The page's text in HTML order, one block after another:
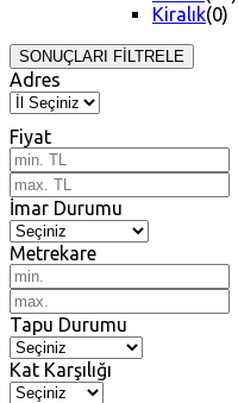
Kiralık(0)
SONUÇLARI FİLTRELE
Adres
Fiyat
İmar Durumu
Metrekare
Tapu Durumu
Kat Karşılığı